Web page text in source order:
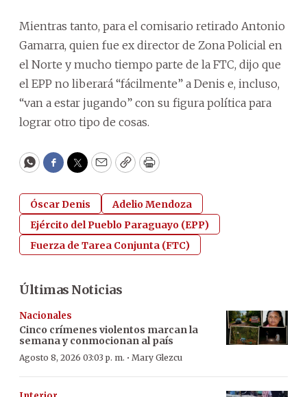
Mientras tanto, para el comisario retirado Antonio
Gamarra, quien fue ex director de Zona Policial en
el Norte y mucho tiempo parte de la FTC, dijo que
el EPP no liberará “fácilmente” a Denis e, incluso,
“van a estar jugando” con su figura política para
lograr otro tipo de cosas.
WhatsApp
Facebook
Twitter
EmailCopyPrint
Óscar Denis
Adelio Mendoza
Ejército del Pueblo Paraguayo (EPP)
Fuerza de Tarea Conjunta (FTC)
Últimas Noticias
Nacionales
Cinco crímenes violentos marcan la
semana y conmocionan al país
Agosto 8, 2026 03:03 p. m. · Mary Glezcu